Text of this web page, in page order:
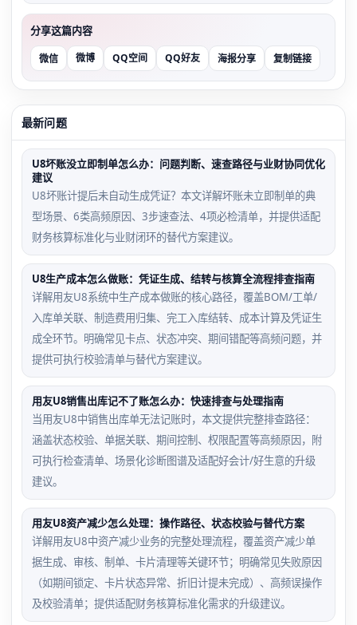
分享这篇内容
微信 微博 QQ空间 QQ好友 海报分享 复制链接
最新问题
U8坏账没立即制单怎么办：问题判断、速查路径与业财协同优化
建议
U8坏账计提后未自动生成凭证？本文详解坏账未立即制单的典
型场景、6类高频原因、3步速查法、4项必检清单，并提供适配
财务核算标准化与业财闭环的替代方案建议。
U8生产成本怎么做账：凭证生成、结转与核算全流程排查指南
详解用友U8系统中生产成本做账的核心路径，覆盖BOM/工单/
入库单关联、制造费用归集、完工入库结转、成本计算及凭证生
成全环节。明确常见卡点、状态冲突、期间错配等高频问题，并
提供可执行校验清单与替代方案建议。
用友U8销售出库记不了账怎么办：快速排查与处理指南
当用友U8中销售出库单无法记账时，本文提供完整排查路径：
涵盖状态校验、单据关联、期间控制、权限配置等高频原因，附
可执行检查清单、场景化诊断图谱及适配好会计/好生意的升级
建议。
用友U8资产减少怎么处理：操作路径、状态校验与替代方案
详解用友U8中资产减少业务的完整处理流程，覆盖资产减少单
据生成、审核、制单、卡片清理等关键环节；明确常见失败原因
（如期间锁定、卡片状态异常、折旧计提未完成）、高频误操作
及校验清单；提供适配财务核算标准化需求的升级建议。